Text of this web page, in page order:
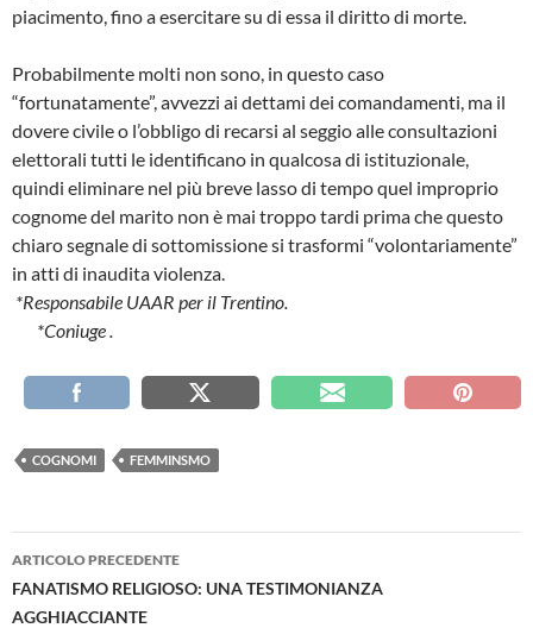
piacimento, fino a esercitare su di essa il diritto di morte.
Probabilmente molti non sono, in questo caso
“fortunatamente”, avvezzi ai dettami dei comandamenti, ma il
dovere civile o l’obbligo di recarsi al seggio alle consultazioni
elettorali tutti le identificano in qualcosa di istituzionale,
quindi eliminare nel più breve lasso di tempo quel improprio
cognome del marito non è mai troppo tardi prima che questo
chiaro segnale di sottomissione si trasformi “volontariamente”
in atti di inaudita violenza.
*Responsabile UAAR per il Trentino.
*Coniuge .
COGNOMI FEMMINSMO
Navigazione
articolo
ARTICOLO PRECEDENTE
FANATISMO RELIGIOSO: UNA TESTIMONIANZA
AGGHIACCIANTE